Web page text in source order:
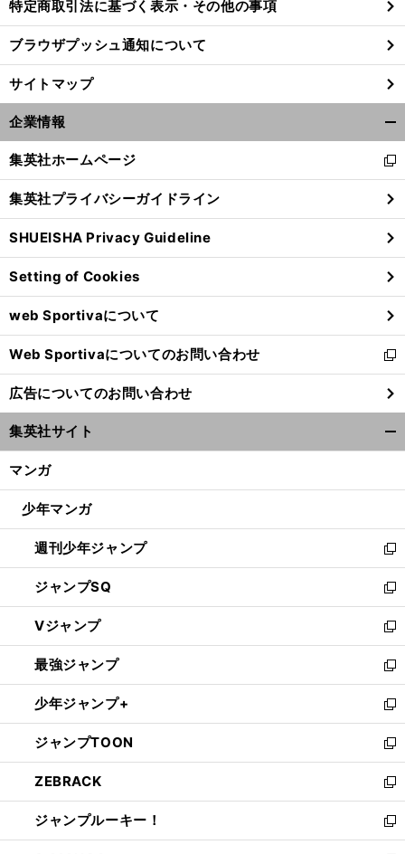
特定商取引法に基づく表示・その他の事項
ブラウザプッシュ通知について
サイトマップ
企業情報
閉
る
集英社ホームページ
新
し
い
ウ
ィ
ン
ド
ウ
で
開
く
集英社プライバシーガイドライン
SHUEISHA Privacy Guideline
Setting of Cookies
web Sportivaについて
Web Sportivaについてのお問い合わせ
新
し
い
ウ
ィ
ン
ウ
開
く
広告についてのお問い合わせ
集英社サイト
マンガ
少年マンガ
週刊少年ジャンプ
新
し
い
ウ
ィ
ン
ド
ウ
で
開
く
ジャンプSQ
新
し
い
ウ
ィ
ン
ド
ウ
で
開
く
Vジャンプ
新
し
い
ウ
ィ
ン
ド
ウ
で
開
く
最強ジャンプ
新
し
い
ウ
ィ
ン
ド
ウ
で
開
少年ジャンプ+
新
し
い
ウ
ィ
ン
ド
ウ
ジャンプTOON
新
し
い
ウ
ィ
ン
ZEBRACK
新
し
い
ウ
ジャンプルーキー！
新
し